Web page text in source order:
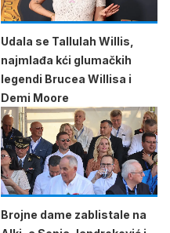
Udala se Tallulah Willis,
najmlađa kći glumačkih
legendi Brucea Willisa i
Demi Moore
Brojne dame zablistale na